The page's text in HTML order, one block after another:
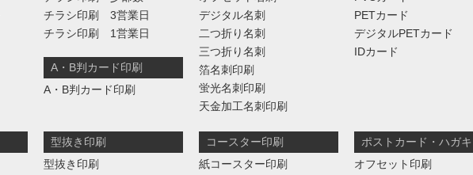
チラシ印刷 3営業日
チラシ印刷 1営業日
A・B判カード印刷
A・B判カード印刷
デジタル名刺
二つ折り名刺
三つ折り名刺
箔名刺印刷
蛍光名刺印刷
天金加工名刺印刷
PETカード
デジタルPETカード
IDカード
型抜き印刷
型抜き印刷
コースター印刷
紙コースター印刷
ポストカード・ハガキ
オフセット印刷